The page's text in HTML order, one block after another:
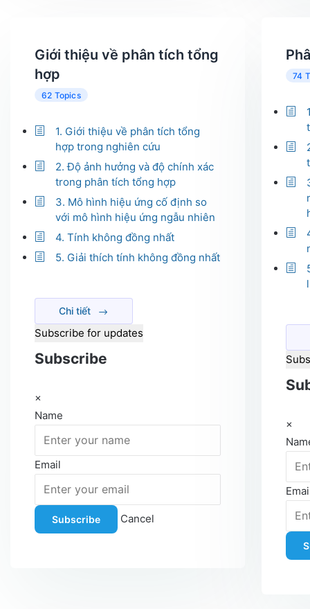
Giới thiệu về phân tích tổng
hợp
62 Topics
1. Giới thiệu về phân tích tổng
hợp trong nghiên cứu
2. Độ ảnh hưởng và độ chính xác
trong phân tích tổng hợp
3. Mô hình hiệu ứng cố định so
với mô hình hiệu ứng ngẫu nhiên
4. Tính không đồng nhất
5. Giải thích tính không đồng nhất
Chi tiết
Subscribe for updates
Subscribe
×
Name
Email
Subscribe Cancel
74
×